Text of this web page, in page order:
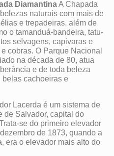
DiamantinaA Chapada
naturais com mais de
e trepadeiras, além de
o tamanduá-bandeira, tatu-
selvagens, capivaras e
cobras. O Parque Nacional
na década de 80, atua
e de toda beleza
cachoeiras e
Lacerda é um sistema de
de Salvador, capital do
se do primeiro elevador
de 1873, quando a
era o elevador mais alto do